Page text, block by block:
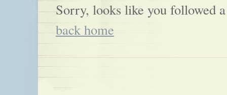
Sorry, looks like you followed
back home